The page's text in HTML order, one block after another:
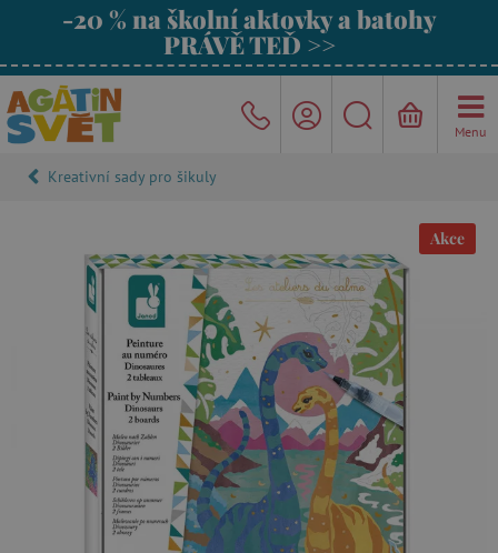
-20 % na školní aktovky a batohy
PRÁVĚ TEĎ >>
Menu
Kreativní sady pro šikuly
Akce